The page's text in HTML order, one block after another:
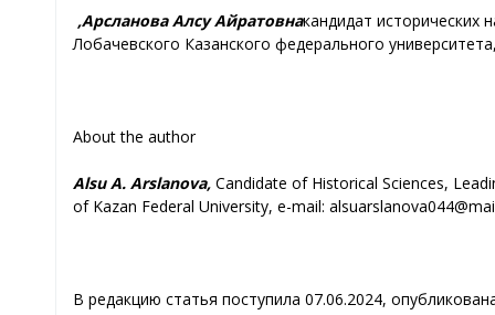
Арсланова Алсу Айратовна,кандидат исторических
Лобачевского Казанского федерального
About the author
Alsu A. Arslanova, Candidate of Historical Sciences,
of Kazan Federal University, e-mail:
В редакцию статья поступила 07.06.2024,